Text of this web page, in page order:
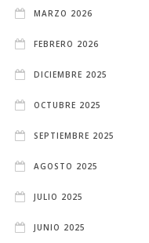
MARZO 2026
FEBRERO 2026
DICIEMBRE 2025
OCTUBRE 2025
SEPTIEMBRE 2025
AGOSTO 2025
JULIO 2025
JUNIO 2025